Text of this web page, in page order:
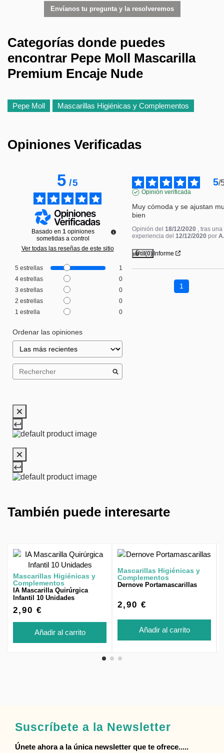
Envíanos tu pregunta y la resolveremos
Categorías donde puedes
encontrar Pepe Moll Mascarilla
Premium Encaje Nude
Pepe Moll Mascarillas Higiénicas y Complementos
Opiniones Verificadas
5/5
Basado en 1 opiniones
sometidas a control
Ver todas las reseñas de este sitio
5 estrellas
1
4 estrellas
0
3 estrellas
0
2 estrellas
0
1 estrella 0
Ordenar las opiniones
5/
Opinión verificada
Muy cómoda y se ajustan
bien
Opinión del 18/12/2020
, tras una
experiencia del 12/12/2020 por
Útil(0) Informe
1
También puede interesarte
Mascarillas Higiénicas y
Complementos
IA Mascarilla Quirúrgica
Infantil 10 Unidades
2,90 €
Añadir al carrito
Mascarillas Higiénicas y
Complementos
Dernove Portamascarillas
2,90 €
Añadir al carrito
Suscríbete a la Newsletter
Únete ahora a la única newsletter que te ofrece.....